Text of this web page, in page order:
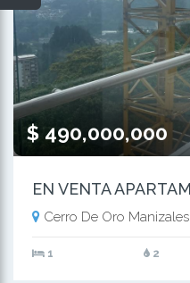
$ 490,000,000
Cerro De Oro Manizales
1 2